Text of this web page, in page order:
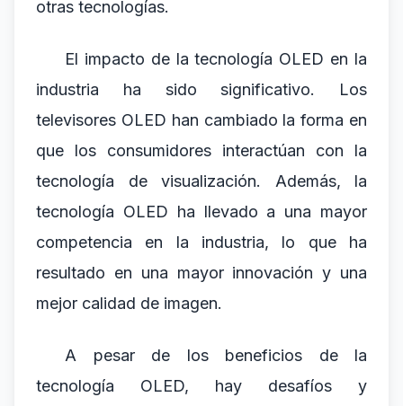
otras tecnologías.
El impacto de la tecnología OLED en la
industria ha sido significativo. Los
televisores OLED han cambiado la forma en
que los consumidores interactúan con la
tecnología de visualización. Además, la
tecnología OLED ha llevado a una mayor
competencia en la industria, lo que ha
resultado en una mayor innovación y una
mejor calidad de imagen.
A pesar de los beneficios de la
tecnología OLED, hay desafíos y